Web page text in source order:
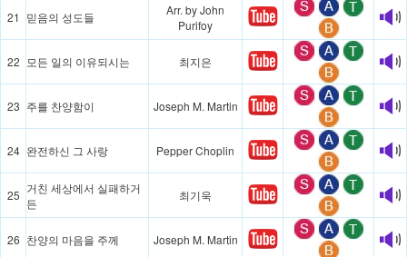
21 믿음의 성도들
Arr. by John
Purifoy
22 모든 일의 이유되시는 최지은
23 주를 찬양함이 Joseph M. Martin
24 완전하신 그 사랑 Pepper Choplin
25 거친 세상에서 실패하거
든
최기욱
26 찬양의 마음을 주께 Joseph M. Martin